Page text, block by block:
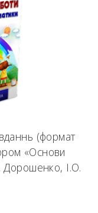
(формат
«Основи
Дорошенко, І.О.